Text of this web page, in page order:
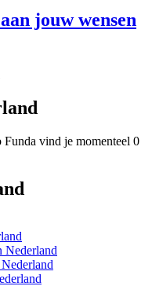
jouw wensen
vind je momenteel 0
Nederland